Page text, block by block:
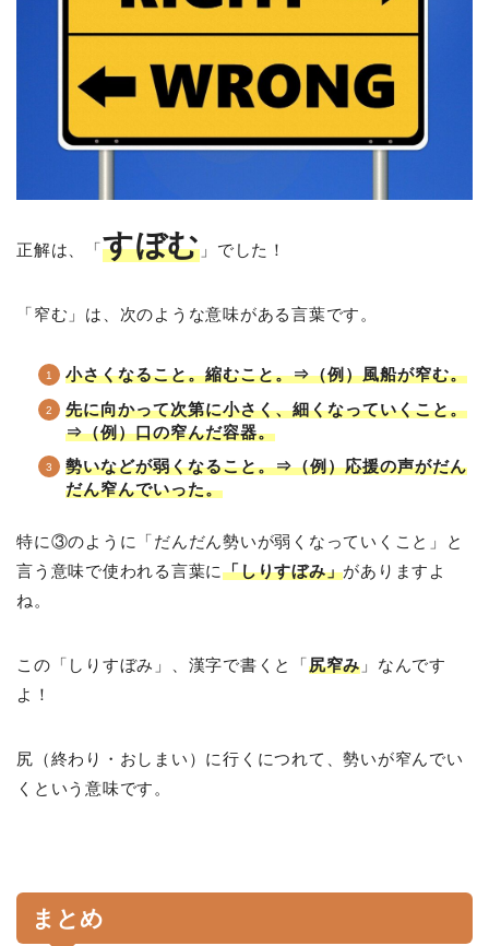
正解は、「すぼむ 」でした！
「窄む」は、次のような意味がある言葉です。
小さくなること。縮むこと。⇒（例）風船が窄む。
先に向かって次第に小さく、細くなっていくこと。
⇒（例）口の窄んだ容器。
勢いなどが弱くなること。⇒（例）応援の声がだん
だん窄んでいった。
特に③のように「だんだん勢いが弱くなっていくこと」と
言う意味で使われる言葉に「しりすぼみ」がありますよ
ね。
この「しりすぼみ」、漢字で書くと「尻窄み 」なんです
よ！
尻（終わり・おしまい）に行くにつれて、勢いが窄んでい
くという意味です。
まとめ